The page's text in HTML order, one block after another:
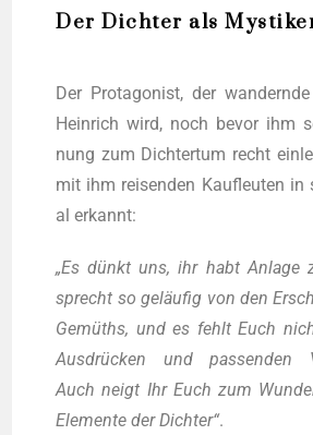
Der Dichter als
Der Prot­ago­nist, der
Hein­rich wird, noch bevor ihm
nung zum Dich­ter­tum recht
mit ihm rei­sen­den Kauf­leu­ten in
al erkannt:
„Es dünkt uns, ihr habt Anla­ge
sprecht so geläu­fig von den
Gemüths, und es fehlt Euch
Aus­drü­cken und pas­sen­den
Auch neigt Ihr Euch zum
Ele­men­te der Dich­ter“.